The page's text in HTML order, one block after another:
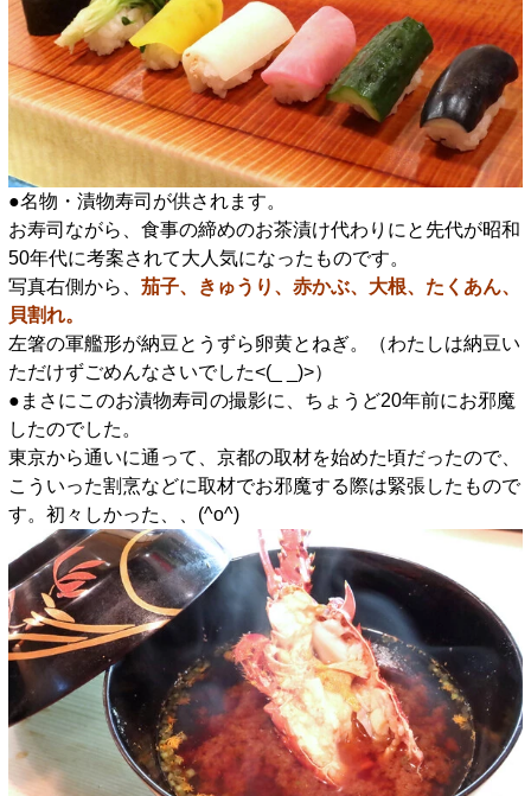
●名物・漬物寿司が供されます。
お寿司ながら、食事の締めのお茶漬け代わりにと先代が昭和
50年代に考案されて大人気になったものです。
写真右側から、 茄子、きゅうり、赤かぶ、大根、たくあん、
貝割れ。
左箸の軍艦形が納豆とうずら卵黄とねぎ。（わたしは納豆い
ただけずごめんなさいでした<(_ _)>）
●まさにこのお漬物寿司の撮影に、ちょうど20年前にお邪魔
したのでした。
東京から通いに通って、京都の取材を始めた頃だったので、
こういった割烹などに取材でお邪魔する際は緊張したもので
す。初々しかった、、(^o^)